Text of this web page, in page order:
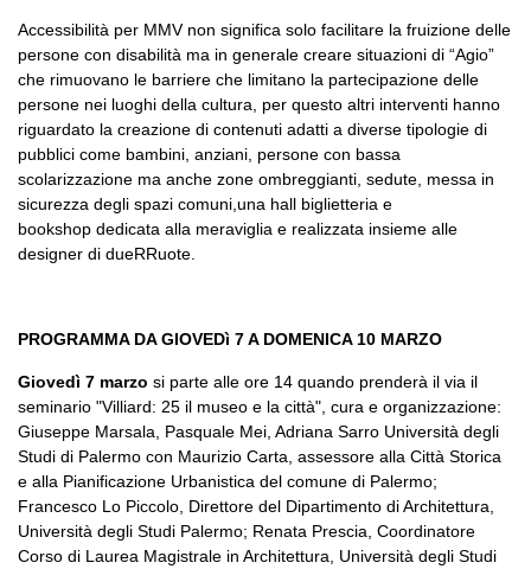
Accessibilità per MMV non significa solo facilitare la fruizione delle
persone con disabilità ma in generale creare situazioni di “Agio”
che rimuovano le barriere che limitano la partecipazione delle
persone nei luoghi della cultura, per questo altri interventi hanno
riguardato la creazione di contenuti adatti a diverse tipologie di
pubblici come bambini, anziani, persone con bassa
scolarizzazione ma anche zone ombreggianti, sedute, messa in
sicurezza degli spazi comuni,una hall biglietteria e
bookshop dedicata alla meraviglia e realizzata insieme alle
designer di dueRRuote.
PROGRAMMA DA GIOVEDì 7 A DOMENICA 10 MARZO
Giovedì 7 marzo si parte alle ore 14 quando prenderà il via il
seminario "Villiard: 25 il museo e la città", cura e organizzazione:
Giuseppe Marsala, Pasquale Mei, Adriana Sarro Università degli
Studi di Palermo con Maurizio Carta, assessore alla Città Storica
e alla Pianificazione Urbanistica del comune di Palermo;
Francesco Lo Piccolo, Direttore del Dipartimento di Architettura,
Università degli Studi Palermo; Renata Prescia, Coordinatore
Corso di Laurea Magistrale in Architettura, Università degli Studi